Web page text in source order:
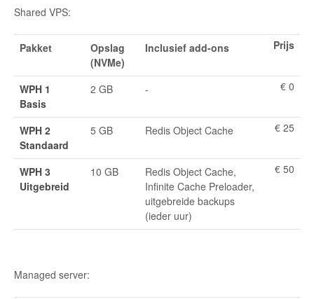
Shared VPS:
Pakket
Opslag
(NVMe)
Inclusief add-ons Prijs
WPH 1
Basis
2 GB - € 0
WPH 2
Standaard
5 GB Redis Object Cache € 25
WPH 3
Uitgebreid
10 GB
Redis Object Cache,
Infinite Cache Preloader,
uitgebreide backups
(ieder uur)
€ 50
Managed server: